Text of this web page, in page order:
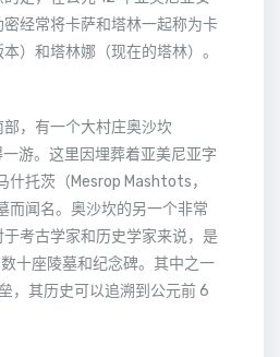
经常将卡萨和塔林一起称为卡
）和塔林娜（现在的塔林）。
，有一个大村庄奥沙坎
一游。这里因埋葬着亚美尼亚字
什托茨（Mesrop Mashtots，
而闻名。奥沙坎的另一个非常
考古学家和历史学家来说，是
十座陵墓和纪念碑。其中之一
，其历史可以追溯到公元前 6